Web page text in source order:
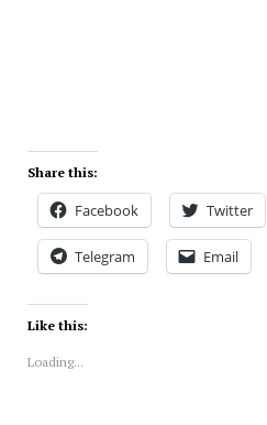
Share this:
Facebook Twitter
Telegram Email
Like this:
Loading...